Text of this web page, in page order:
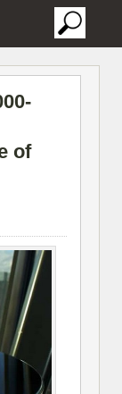
of